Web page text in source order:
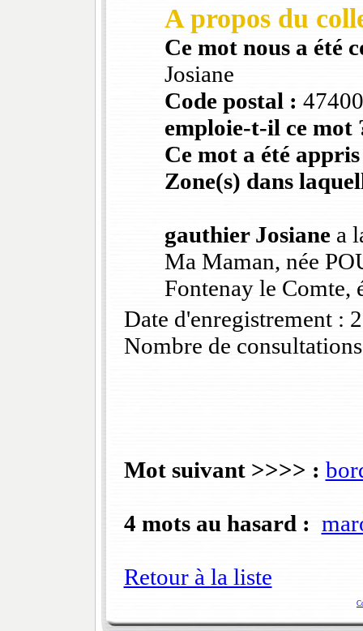
A propos du
Ce mot nous a été
Josiane
Code postal :
emploie-t-il ce mot
Ce mot a été
Zone(s) dans
gauthier Josianea
Ma Maman, née
Fontenay le Comte,
Date d'enregistrement :
Nombre de
Mot suivant >>>> :
4 mots au hasard :
Retour à la liste